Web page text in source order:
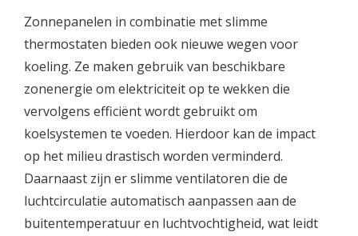
Zonnepanelen in combinatie met slimme
thermostaten bieden ook nieuwe wegen voor
koeling. Ze maken gebruik van beschikbare
zonenergie om elektriciteit op te wekken die
vervolgens efficiënt wordt gebruikt om
koelsystemen te voeden. Hierdoor kan de impact
op het milieu drastisch worden verminderd.
Daarnaast zijn er slimme ventilatoren die de
luchtcirculatie automatisch aanpassen aan de
buitentemperatuur en luchtvochtigheid, wat leidt